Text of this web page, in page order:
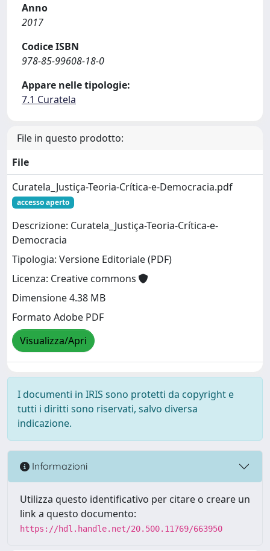
Anno
2017
Codice ISBN
978-85-99608-18-0
Appare nelle tipologie:
7.1 Curatela
File in questo prodotto:
File
Curatela_Justiça-Teoria-Crítica-e-Democracia.pdf
accesso aperto
Descrizione: Curatela_Justiça-Teoria-Crítica-e-
Democracia
Tipologia: Versione Editoriale (PDF)
Licenza: Creative commons
Dimensione 4.38 MB
Formato Adobe PDF
Visualizza/Apri
I documenti in IRIS sono protetti da copyright e
tutti i diritti sono riservati, salvo diversa
indicazione.
Informazioni
Utilizza questo identificativo per citare o creare un
link a questo documento:
https://hdl.handle.net/20.500.11769/663950